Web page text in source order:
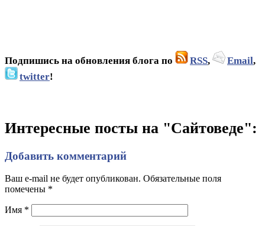
Подпишись на обновления блога по RSS, Email,
twitter!
Интересные посты на "Сайтоведе":
Добавить комментарий
Ваш e-mail не будет опубликован. Обязательные поля
помечены *
Имя *